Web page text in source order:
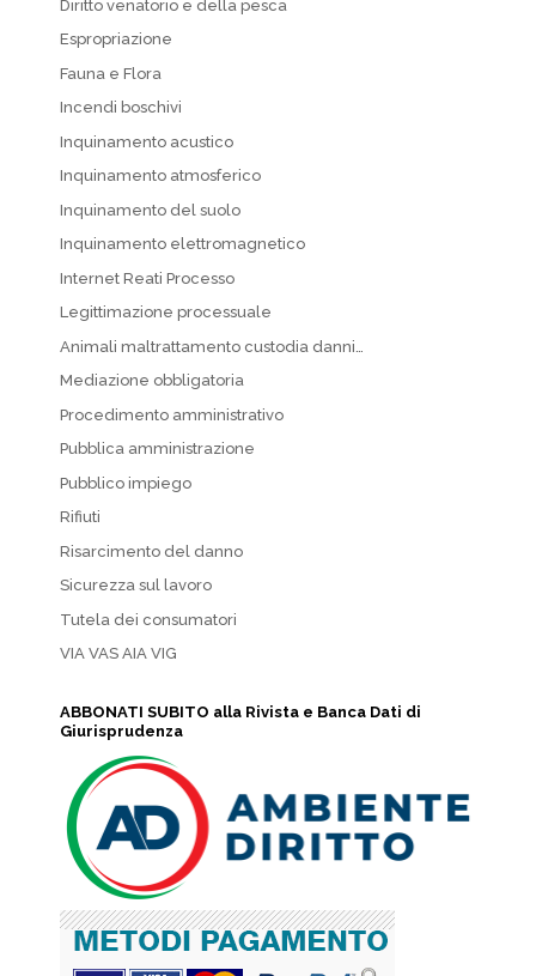
Diritto venatorio e della pesca
Espropriazione
Fauna e Flora
Incendi boschivi
Inquinamento acustico
Inquinamento atmosferico
Inquinamento del suolo
Inquinamento elettromagnetico
Internet Reati Processo
Legittimazione processuale
Animali maltrattamento custodia danni…
Mediazione obbligatoria
Procedimento amministrativo
Pubblica amministrazione
Pubblico impiego
Rifiuti
Risarcimento del danno
Sicurezza sul lavoro
Tutela dei consumatori
VIA VAS AIA VIG
ABBONATI SUBITO alla Rivista e Banca Dati di
Giurisprudenza